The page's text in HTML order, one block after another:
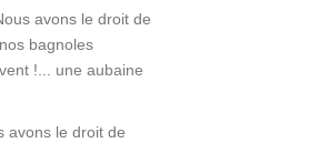
avons le droit de
bagnoles
!... une aubaine
avons le droit de